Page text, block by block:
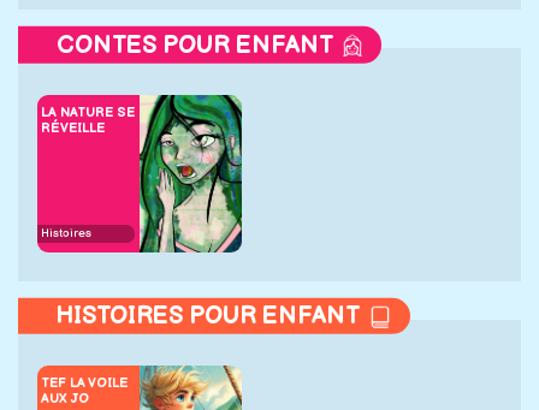
CONTES POUR ENFANT
LA NATURE SE
RÉVEILLE
Histoires
HISTOIRES POUR ENFANT
TEF LA VOILE
AUX JO